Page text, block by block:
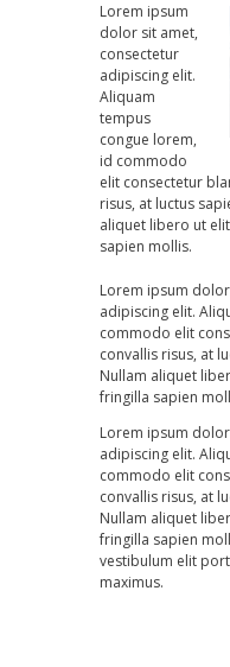
Lorem ipsum
dolor sit amet,
consectetur
adipiscing elit.
Aliquam
tempus
congue lorem,
id commodo
elit consectetur
risus, at luctus
aliquet libero ut
sapien mollis.
Lorem ipsum
adipiscing elit.
commodo elit
convallis risus, at
Nullam aliquet
fringilla sapien
Lorem ipsum
adipiscing elit.
commodo elit
convallis risus, at
Nullam aliquet
fringilla sapien
vestibulum elit
maximus.